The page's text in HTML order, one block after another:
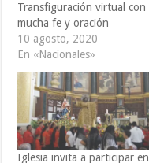
Transfiguración virtual con
mucha fe y oración
10 agosto, 2020
En «Nacionales»
Iglesia invita a participar en